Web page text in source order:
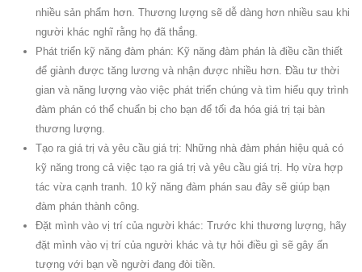
nhiều sản phẩm hơn. Thương lượng sẽ dễ dàng hơn nhiều sau khi
người khác nghĩ rằng họ đã thắng.
Phát triển kỹ năng đàm phán: Kỹ năng đàm phán là điều cần thiết
để giành được tăng lương và nhận được nhiều hơn. Đầu tư thời
gian và năng lượng vào việc phát triển chúng và tìm hiểu quy trình
đàm phán có thể chuẩn bị cho bạn để tối đa hóa giá trị tại bàn
thương lượng.
Tạo ra giá trị và yêu cầu giá trị: Những nhà đàm phán hiệu quả có
kỹ năng trong cả việc tạo ra giá trị và yêu cầu giá trị. Họ vừa hợp
tác vừa cạnh tranh. 10 kỹ năng đàm phán sau đây sẽ giúp bạn
đàm phán thành công.
Đặt mình vào vị trí của người khác: Trước khi thương lượng, hãy
đặt mình vào vị trí của người khác và tự hỏi điều gì sẽ gây ấn
tượng với bạn về người đang đòi tiền.